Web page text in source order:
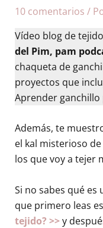
10 comentarios /
Vídeo blog de
del Pim, pam
chaqueta de
proyectos que
Aprender
Además, te
el kal misterioso
los que voy a tejer
Si no sabes qué
que primero leas
tejido? >>y